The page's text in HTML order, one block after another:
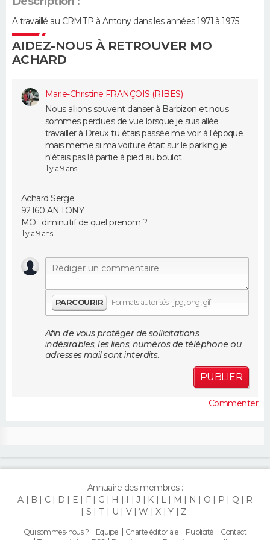
Alimentation
Guide de la santé
Maladies
Médicaments
Sommeil
Destinations
City break
Voyage nature
Voyage de noces
Forum
Climat
+
PHOTO
BONS PLANS
CARTE DE VOEUX
Carte de Noël
Carte Bonne année
Carte Saint-Valentin
Carte Pâques
Carte d'anniversaire
DICTIONNAIRE
PROGRAMME TV
COPAINS D'AVANT
S'inscrire
Se connecter
Lycées
Collèges
Primaires
Universités
Entreprises
Service militaire
Avis de recherche
A travaillé au CRMTP à Antony dans les années 1971 à 1975
AIDEZ-NOUS À RETROUVER MO
ACHARD
Marie-Christine FRANÇOIS (RIBES)
Nous allions souvent danser à Barbizon et nous
sommes perdues de vue lorsque je suis allée
travailler à Dreux tu étais passée me voir à l'époque
mais meme si ma voiture était sur le parking je
n'étais pas là partie à pied au boulot
il y a 9 ans
Achard Serge
92160 ANTONY
MO : diminutif de quel prenom ?
il y a 9 ans
PARCOURIR Formats autorisés : jpg, png, gif
Afin de vous protéger de sollicitations
indésirables, les liens, numéros de téléphone ou
adresses mail sont interdits.
PUBLIER
Commenter
Annuaire des membres :
A
B C D E F G H I J K L M N O P Q
R
S
T U V W X Y Z
Qui sommes-nous ? Equipe Charte éditoriale Publicité
Contact